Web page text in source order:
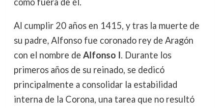
Al cumplir 20 años en 1415, y tras la muerte de
su padre, Alfonso fue coronado rey de Aragón
con el nombre de Alfonso I. Durante los
primeros años de su reinado, se dedicó
principalmente a consolidar la estabilidad
interna de la Corona, una tarea que no resultó